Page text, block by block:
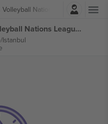
Nations League
Σύνδεση
China vs Brazil Women's Volleyball Nations League εισιτήρια